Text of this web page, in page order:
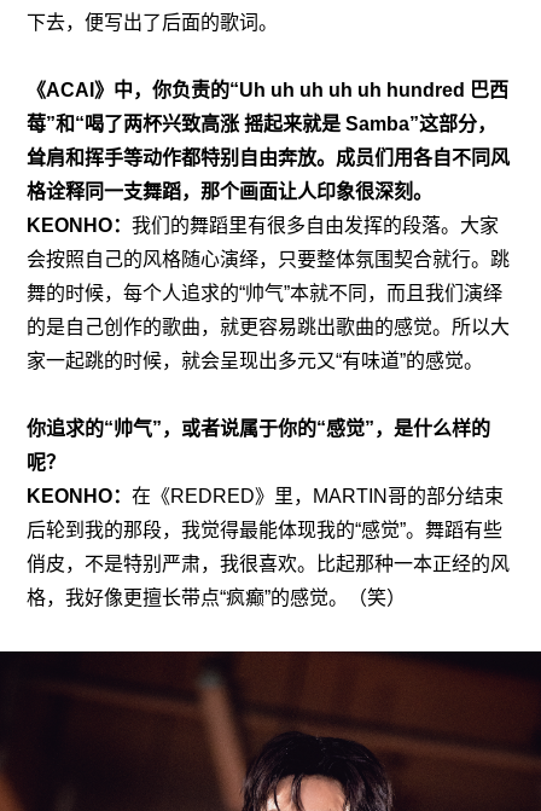
下去，便写出了后面的歌词。
《ACAI》中，你负责的“Uh uh uh uh uh hundred 巴西
莓”和“喝了两杯兴致高涨 摇起来就是 Samba”这部分，
耸肩和挥手等动作都特别自由奔放。成员们用各自不同风
格诠释同一支舞蹈，那个画面让人印象很深刻。
KEONHO：我们的舞蹈里有很多自由发挥的段落。大家
会按照自己的风格随心演绎，只要整体氛围契合就行。跳
舞的时候，每个人追求的“帅气”本就不同，而且我们演绎
的是自己创作的歌曲，就更容易跳出歌曲的感觉。所以大
家一起跳的时候，就会呈现出多元又“有味道”的感觉。
你追求的“帅气”，或者说属于你的“感觉”，是什么样的
呢？
KEONHO：在《REDRED》里，MARTIN哥的部分结束
后轮到我的那段，我觉得最能体现我的“感觉”。舞蹈有些
俏皮，不是特别严肃，我很喜欢。比起那种一本正经的风
格，我好像更擅长带点“疯癫”的感觉。（笑）